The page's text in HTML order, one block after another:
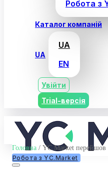
Робота з
Каталог компаній
UA
UA
EN
Увійти
Trial-версія
Головна / YC.Market перейшов
Робота з YC.Market